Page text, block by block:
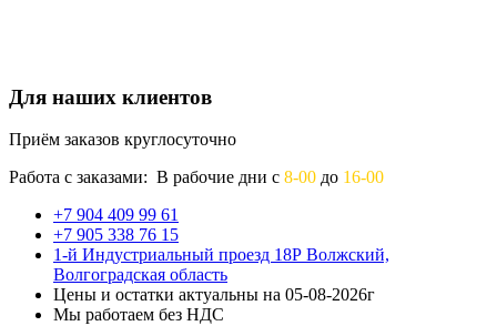
Для наших клиентов
Приём заказов круглосуточно
Работа с заказами: В рабочие дни с 8-00 до 16-00
+7 904 409 99 61
+7 905 338 76 15
1-й Индустриальный проезд 18Р Волжский,
Волгоградская область
Цены и остатки актуальны на 05-08-2026г
Мы работаем без НДС